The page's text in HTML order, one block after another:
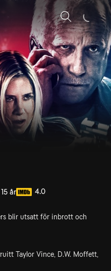
Sök
år 4.0
blir utsatt för inbrott och
Taylor Vince, D.W. Moffett,